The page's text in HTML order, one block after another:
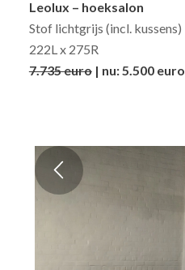
Leolux – hoeksalon
Stof lichtgrijs (incl. kussens)
222L x 275R
7.735 euro| nu: 5.500 euro